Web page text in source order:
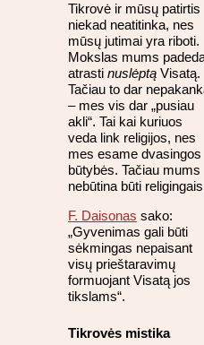
Tikrovė ir mūsų patirtis
niekad neatitinka, nes
mūsų jutimai yra riboti.
Mokslas mums
atrasti nuslėptą Visatą.
Tačiau to dar
– mes vis dar „pusiau
akli“. Tai kai kuriuos
veda link religijos, nes
mes esame dvasingos
būtybės. Tačiau mums
nebūtina būti
F. Daisonas sako:
„Gyvenimas gali būti
sėkmingas nepaisant
visų prieštaravimų
formuojant Visatą jos
tikslams“.
Tikrovės mistika